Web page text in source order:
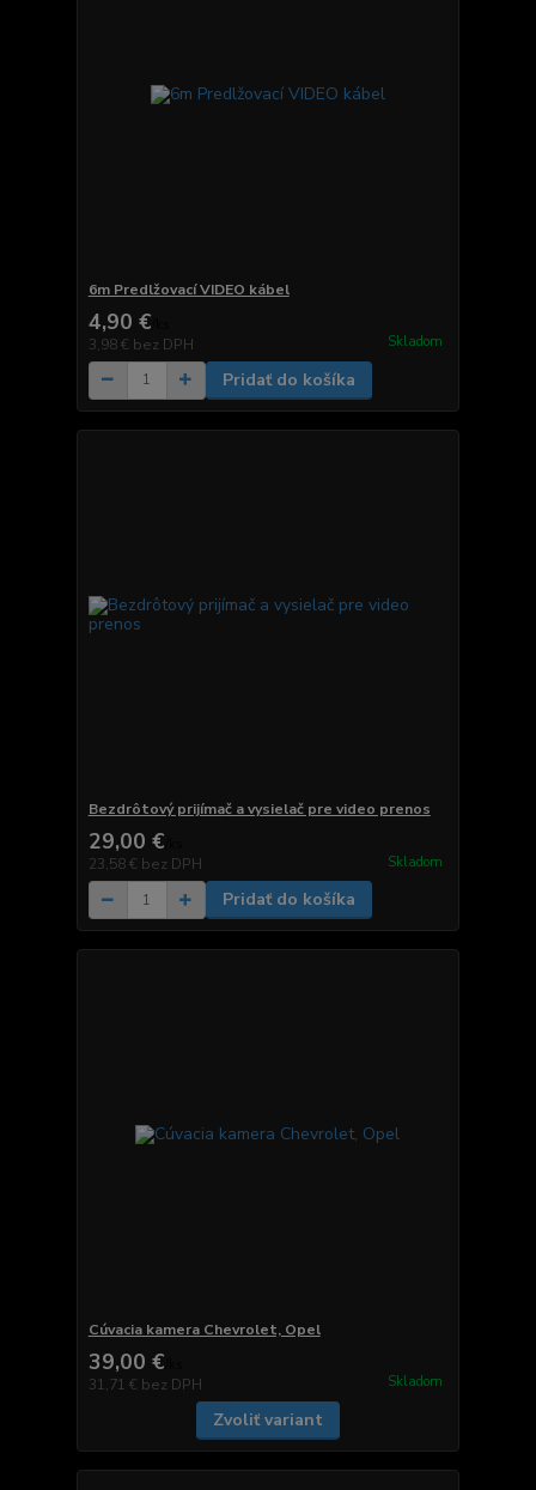
6m Predlžovací VIDEO kábel
4,90 €
3,98 € bez DPH Skladom
Pridať do košíka
Bezdrôtový prijímač a vysielač pre video prenos
29,00 €
23,58 € bez DPH Skladom
Pridať do košíka
Cúvacia kamera Chevrolet, Opel
39,00 €
31,71 € bez DPH Skladom
Zvoliť variant